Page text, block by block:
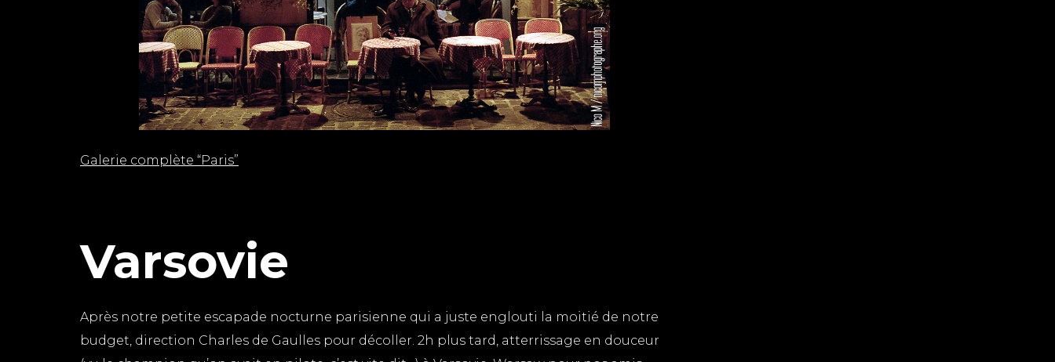
Galerie complète “Paris”
Varsovie
Après notre petite escapade nocturne parisienne qui a juste englouti la moitié de notre
budget, direction Charles de Gaulles pour décoller. 2h plus tard, atterrissage en douceur